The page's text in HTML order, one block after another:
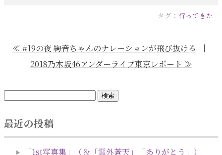
タグ： 行ってきた
≪ #19の夜 ――絢音ちゃんのナレーションが飛び抜ける
｜
2018乃木坂46アンダーライブ東京レポート ≫
最近の投稿
「1st写真集」（＆「雲外蒼天」「ありがとう」）